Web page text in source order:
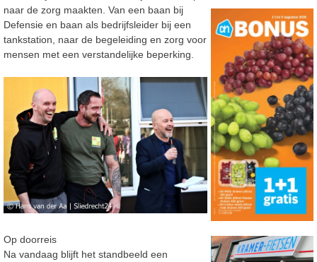
naar de zorg maakten. Van een baan bij
Defensie en baan als bedrijfsleider bij een
tankstation, naar de begeleiding en zorg voor
mensen met een verstandelijke beperking.
Op doorreis
Na vandaag blijft het standbeeld een